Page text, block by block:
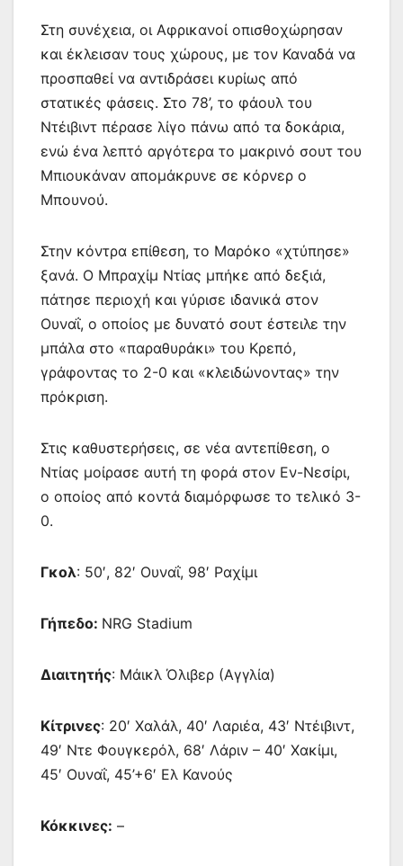
Στη συνέχεια, οι Αφρικανοί οπισθοχώρησαν
και έκλεισαν τους χώρους, με τον Καναδά να
προσπαθεί να αντιδράσει κυρίως από
στατικές φάσεις. Στο 78’, το φάουλ του
Ντέιβιντ πέρασε λίγο πάνω από τα δοκάρια,
ενώ ένα λεπτό αργότερα το μακρινό σουτ του
Μπιουκάναν απομάκρυνε σε κόρνερ ο
Μπουνού.
Στην κόντρα επίθεση, το Μαρόκο «χτύπησε»
ξανά. Ο Μπραχίμ Ντίας μπήκε από δεξιά,
πάτησε περιοχή και γύρισε ιδανικά στον
Ουναΐ, ο οποίος με δυνατό σουτ έστειλε την
μπάλα στο «παραθυράκι» του Κρεπό,
γράφοντας το 2-0 και «κλειδώνοντας» την
πρόκριση.
Στις καθυστερήσεις, σε νέα αντεπίθεση, ο
Ντίας μοίρασε αυτή τη φορά στον Εν-Νεσίρι,
ο οποίος από κοντά διαμόρφωσε το τελικό 3-
0.
Γκολ: 50′, 82′ Ουναΐ, 98′ Ραχίμι
Γήπεδο: NRG Stadium
Διαιτητής: Μάικλ Όλιβερ (Αγγλία)
Κίτρινες: 20′ Χαλάλ, 40′ Λαριέα, 43′ Ντέιβιντ,
49′ Ντε Φουγκερόλ, 68′ Λάριν – 40′ Χακίμι,
45′ Ουναΐ, 45’+6′ Ελ Κανούς
Κόκκινες: –